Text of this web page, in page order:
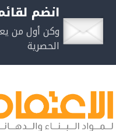
انضم
وكن أول من
الحصرية